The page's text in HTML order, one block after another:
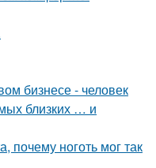
бизнесе - человек
близких … и
почему ноготь мог так